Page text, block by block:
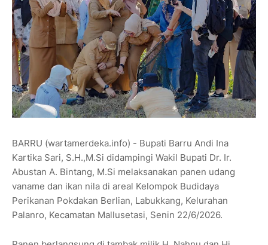
BARRU (wartamerdeka.info) - Bupati Barru Andi Ina
Kartika Sari, S.H.,M.Si didampingi Wakil Bupati Dr. Ir.
Abustan A. Bintang, M.Si melaksanakan panen udang
vaname dan ikan nila di areal Kelompok Budidaya
Perikanan Pokdakan Berlian, Labukkang, Kelurahan
Palanro, Kecamatan Mallusetasi, Senin 22/6/2026.